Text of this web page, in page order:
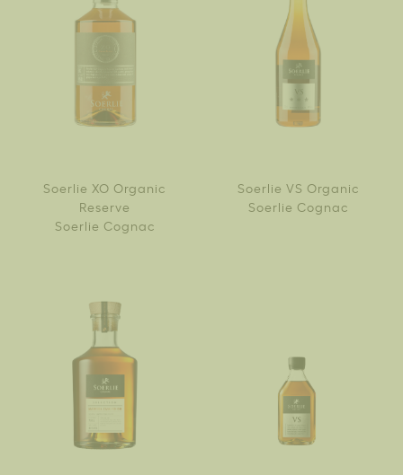
Soerlie XO Organic
Reserve
Soerlie Cognac
Soerlie VS Organic
Soerlie Cognac